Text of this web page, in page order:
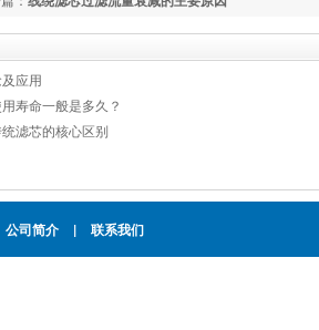
应用
寿命一般是多久？
滤芯的核心区别
公司简介 | 联系我们